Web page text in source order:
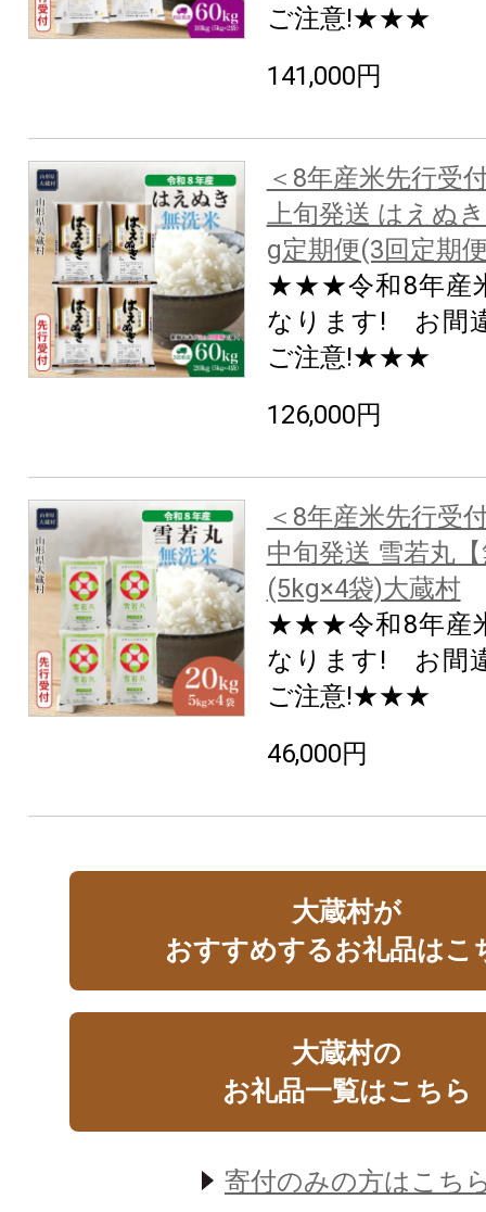
ご注意!★★★
141,000円
＜8年産米先行受
上旬発送 はえぬ
g定期便(3回定期
★★★令和8年産
なります! お間
ご注意!★★★
126,000円
＜8年産米先行受
中旬発送 雪若丸
(5kg×4袋)大蔵村
★★★令和8年産
なります! お間
ご注意!★★★
46,000円
大蔵村が
おすすめするお礼品はこ
大蔵村の
お礼品一覧はこちら
寄付のみの方はこち